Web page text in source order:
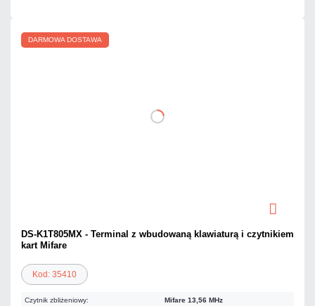
DARMOWA DOSTAWA
DS-K1T805MX - Terminal z wbudowaną klawiaturą i czytnikiem
kart Mifare
Kod: 35410
Czytnik zbliżeniowy: Mifare 13,56 MHz